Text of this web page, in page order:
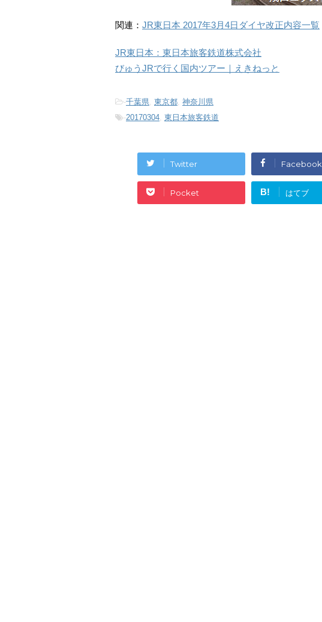
関連： JR東日本 2017年3月4日ダイヤ改正内容一覧
JR東日本：東日本旅客鉄道株式会社
びゅうJRで行く国内ツアー｜えきねっと
-千葉県, 東京都, 神奈川県
-20170304, 東日本旅客鉄道
Twitter Facebook
Pocket B! はてブ